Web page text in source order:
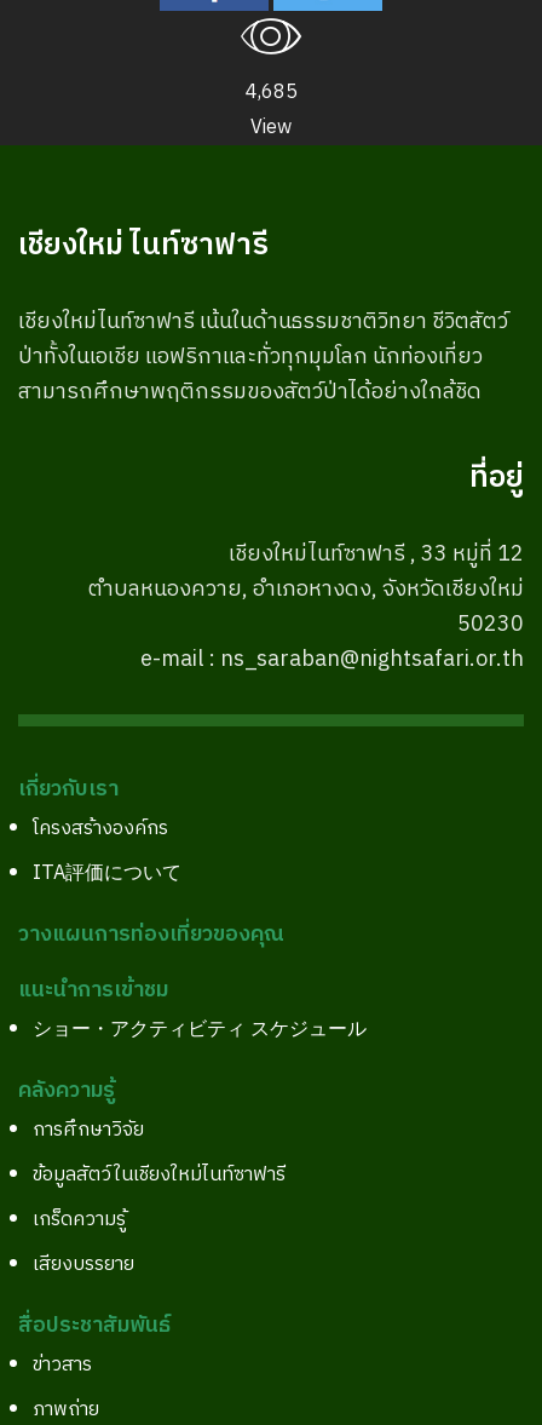
4,685
View
เชียงใหม่ ไนท์ซาฟารี
เชียงใหม่ไนท์ซาฟารี เน้นในด้านธรรมชาติวิทยา ชีวิตสัตว์
ป่าทั้งในเอเชีย แอฟริกาและทั่วทุกมุมโลก นักท่องเที่ยว
สามารถศึกษาพฤติกรรมของสัตว์ป่าได้อย่างใกล้ชิด
ที่อยู่
เชียงใหม่ไนท์ซาฟารี , 33 หมู่ที่ 12
ตำบลหนองควาย, อำเภอหางดง, จังหวัดเชียงใหม่
50230
e-mail : ns_saraban@nightsafari.or.th
เกี่ยวกับเรา
โครงสร้างองค์กร
ITA評価について
วางแผนการท่องเที่ยวของคุณ
แนะนำการเข้าชม
ショー・アクティビティ スケジュール
คลังความรู้
การศึกษาวิจัย
ข้อมูลสัตว์ในเชียงใหม่ไนท์ซาฟารี
เกร็ดความรู้
เสียงบรรยาย
สื่อประชาสัมพันธ์
ข่าวสาร
ภาพถ่าย